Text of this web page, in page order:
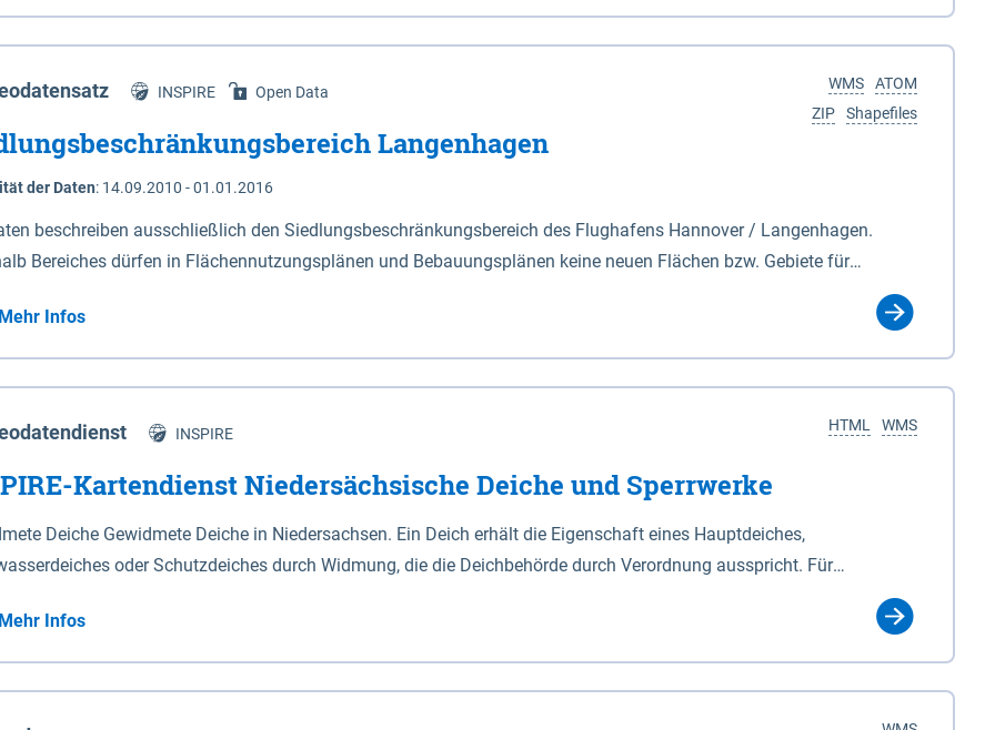
Niedersachsen (vgl. Abb. 4-1) entlang der Elbe zwischen Schnackenburg im Osten und Hohnstorf (Elbe) im Westen
472,5 bei Schnackenburg bis 569 bei Lauenburg). Das Biosphärenreservat umfasst Teile der Landkreise
Dannenberg und Lüneburg.
ATOM
WMS
Shapefiles
ZIP
INSPIRE Open Data
Langenhagen
der Daten: 14.09.2010 - 01.01.2016
beschreiben ausschließlich den Siedlungsbeschränkungsbereich des Flughafens Hannover / Langenhagen.
Bereiches dürfen in Flächennutzungsplänen und Bebauungsplänen keine neuen Flächen bzw. Gebiete für
Mehr Infos
WMS
HTML
INSPIRE
Kartendienst Niedersächsische Deiche und Sperrwerke
Deiche Gewidmete Deiche in Niedersachsen. Ein Deich erhält die Eigenschaft eines Hauptdeiches,
oder Schutzdeiches durch Widmung, die die Deichbehörde durch Verordnung ausspricht. Für
Deiche gelten die Bestimmungen des Niedersächsischen Deichgesetzes (NDG). Die Widmung "2.Deichlinie" ist
Sperrwerke Sperrwerke sind Bauwerke mit Sperrvorrichtungen in Tidegewässern, die dem
eines Gebietes vor erhöhten Tiden, vor allem vor Sturmfluten, zu dienen bestimmt sind (§2 Abs.3 NDG). Ein Bauwerk
Art erhält die Eigenschaft eines Sperrwerkes durch Widmung, die die Deichbehörde durch Verordnung
Mehr Infos